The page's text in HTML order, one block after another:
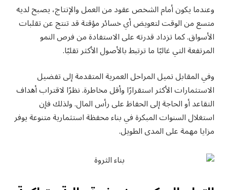
وعندما يكون أمام الشخص عقود من العمل والإنتاج، يصبح لديه
متسع من الوقت لتعويض أي خسائر مؤقتة قد تنتج عن تقلبات
الأسواق. كما تزداد قدرته على الاستفادة من فرص النمو
المرتفعة التي غالبًا ما ترتبط بالأصول الأكثر تقلبًا.
وفي المقابل تميل المراحل العمرية المتقدمة إلى تفضيل
الاستثمارات الأكثر استقرارًا وأقل مخاطرة. نظرًا لاقتراب أهداف
التقاعد أو الحاجة إلى الحفاظ على رأس المال. ولذلك فإن
استغلال السنوات المبكرة في بناء محفظة استثمارية متنوعة يوفر
مزايا مهمة على المدى الطويل.